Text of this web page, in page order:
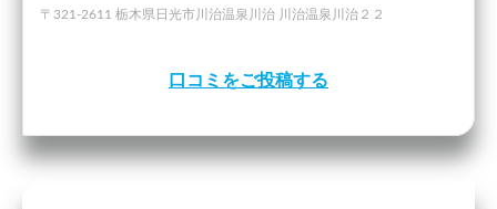
〒321-2611 栃木県日光市川治温泉川治 川治温泉川治２２
口コミをご投稿する